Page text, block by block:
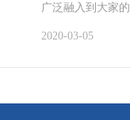
广泛融入到大家
2020-03-05